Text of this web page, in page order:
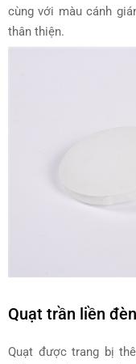
cùng với màu cánh
thân thiện.
Quạt trần liền đèn
Quạt được trang bị